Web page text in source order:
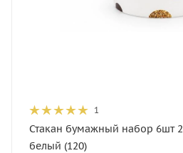
1
Стакан бумажный набор 6шт
белый (120)